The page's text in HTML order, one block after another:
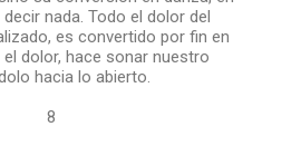
nada. Todo el dolor del
es convertido por fin en
el dolor, hace sonar nuestro
hacia lo abierto.
8